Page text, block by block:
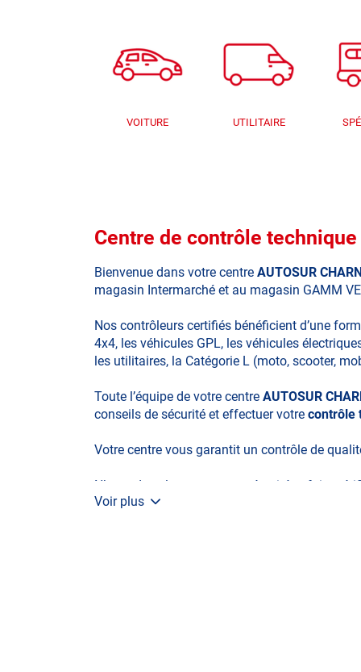
VOITURE UTILITAIRE
Centre de contrôle technique
Bienvenue dans votre centre AUTOSUR
magasin Intermarché et au magasin GAMM
Nos contrôleurs certifiés bénéficient d’une
4x4, les véhicules GPL, les véhicules
les utilitaires, la Catégorie L (moto, scooter,
Toute l’équipe de votre centre AUTOSUR
conseils de sécurité et effectuer votre contrôle
Votre centre vous garantit un contrôle de
N’attendez plus pour votre sécurité et faire
contrôle technique.
Voir plus